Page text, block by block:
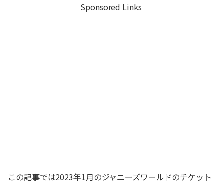
Sponsored Links
この記事では2023年1月のジャニーズワールドのチケット